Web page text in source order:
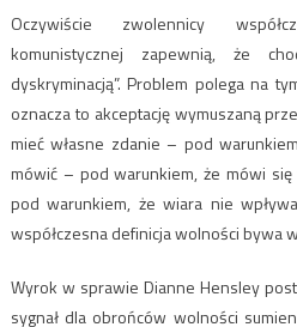
Oczywiście zwolennicy
komunistycznej zapewnią, że
dyskryminacją”. Problem polega na
oznacza to akceptację wymuszaną
mieć własne zdanie – pod
mówić – pod warunkiem, że mówi
pod warunkiem, że wiara nie
współczesna definicja wolności bywa
Wyrok w sprawie Dianne Hensley
sygnał dla obrońców wolności